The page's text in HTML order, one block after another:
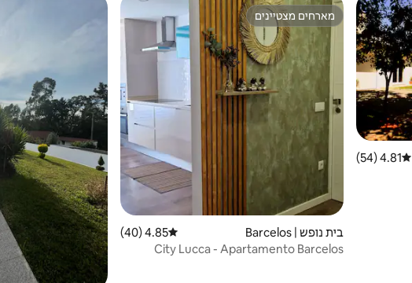
דירוג ממוצע של 4.81 מתוך 5, 54 ביקורות
4.81 (54)
מארחים מצטיינים
מארחים מצטיינים
בית נופש | Barcelos דירוג ממוצע של 4.85 מתוך 5, 40 ביקורות
4.85 (40)
City Lucca - Apartamento Barcelos